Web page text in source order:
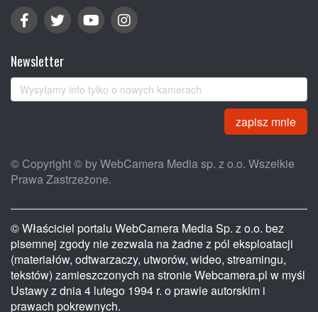
Newsletter
zapisz mnie
© Copyright © by WebCamera Media sp. z o.o. Wszelkie
Prawa Zastrzeżone.
© Właściciel portalu WebCamera Media Sp. z o.o. bez
pisemnej zgody nie zezwala na żadne z pól eksploatacji
(materiałów, odtwarzaczy, utworów, wideo, streamingu,
tekstów) zamieszczonych na stronie Webcamera.pl w myśl
Ustawy z dnia 4 lutego 1994 r. o prawie autorskim i
prawach pokrewnych.